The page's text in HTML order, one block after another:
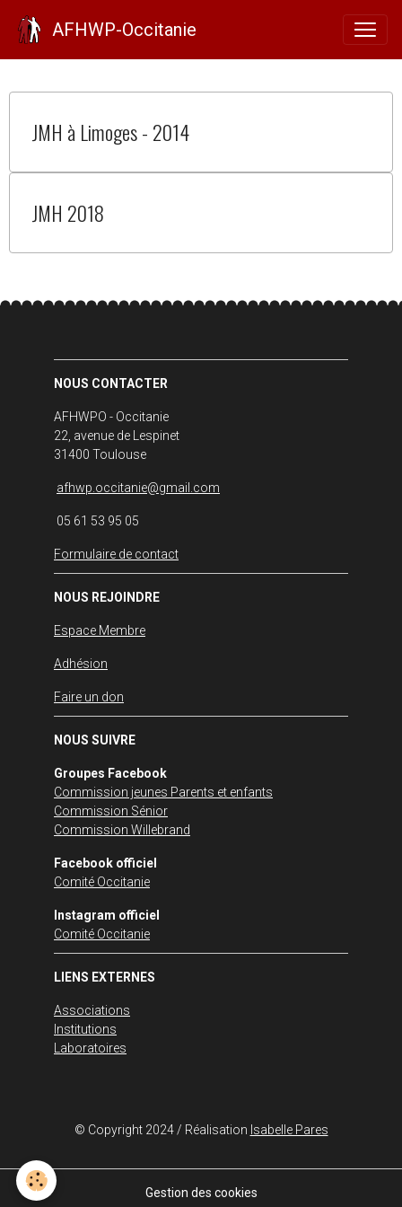
AFHWP-Occitanie
Publications
JMH à Limoges - 2014
JMH 2018
NOUS CONTACTER
AFHWPO - Occitanie
22, avenue de Lespinet
31400 Toulouse
afhwp.occitanie@gmail.com
05 61 53 95 05
Formulaire de contact
NOUS REJOINDRE
Espace Membre
Adhésion
Faire un don
NOUS SUIVRE
Groupes Facebook
Commission jeunes Parents et enfants
Commission Sénior
Commission Willebrand
Facebook officiel
Comité Occitanie
Instagram officiel
Comité Occitanie
LIENS EXTERNES
Associations
Institutions
Laboratoires
© Copyright 2024 / Réalisation Isabelle Pares
Gestion des cookies